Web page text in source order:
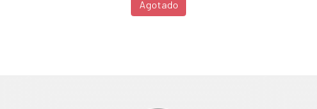
Agotado